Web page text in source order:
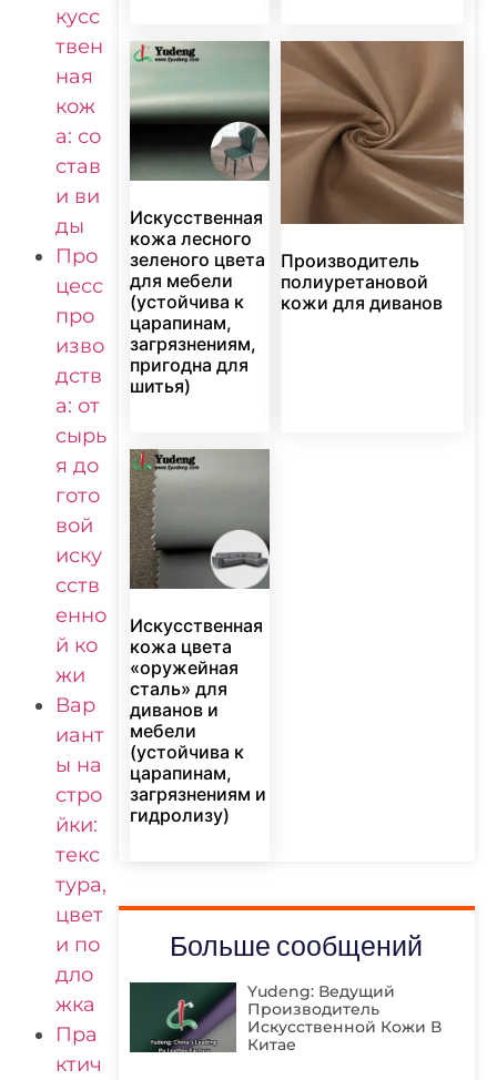
кусс
твен
ная
кож
а: со
став
и ви
ды
Про
цесс
про
изво
дств
а: от
сырь
я до
гото
вой
иску
сств
енно
й ко
жи
Вар
иант
ы на
стро
йки:
текс
тура,
цвет
и по
дло
жка
Пра
ктич
Искусственная
кожа лесного
зеленого цвета
для мебели
(устойчива к
царапинам,
загрязнениям,
пригодна для
шитья)
Производитель
полиуретановой
кожи для диванов
Искусственная
кожа цвета
«оружейная
сталь» для
диванов и
мебели
(устойчива к
царапинам,
загрязнениям и
гидролизу)
Больше сообщений
Yudeng: Ведущий
Производитель
Искусственной Кожи В
Китае